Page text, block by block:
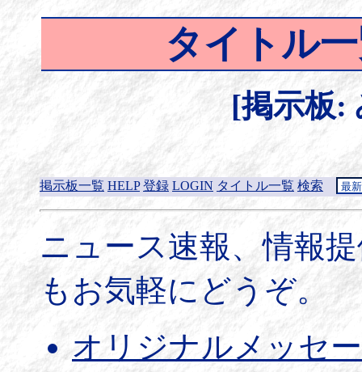
タイトル
[掲示板:
掲示板一覧 HELP 登録 LOGIN タイトル一覧 検索
ニュース速報、情報
もお気軽にどうぞ。
オリジナルメッセ